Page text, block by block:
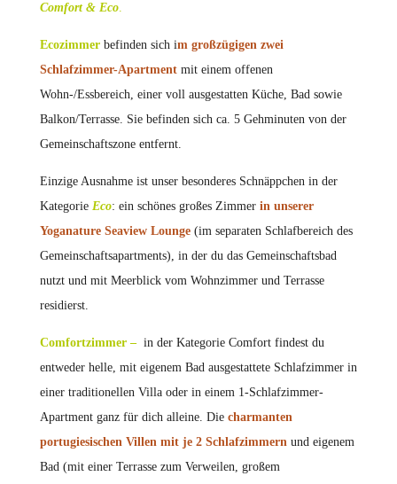
Comfort & Eco.
Ecozimmer befinden sich im großzügigen zwei
Schlafzimmer-Apartmentmit einem offenen
Wohn-/Essbereich, einer voll ausgestatten Küche, Bad sowie
Balkon/Terrasse. Sie befinden sich ca. 5 Gehminuten von der
Gemeinschaftszone entfernt.
Einzige Ausnahme ist unser besonderes Schnäppchen in der
Kategorie Eco: ein schönes großes Zimmer in unserer
Yoganature Seaview Lounge(im separaten Schlafbereich des
Gemeinschaftsapartments), in der du das Gemeinschaftsbad
nutzt und mit Meerblick vom Wohnzimmer und Terrasse
residierst.
Comfortzimmer – in der Kategorie Comfort findest du
entweder helle, mit eigenem Bad ausgestattete Schlafzimmer in
einer traditionellen Villa oder in einem 1-Schlafzimmer-
Apartment ganz für dich alleine. Die charmanten
portugiesischen Villen mit je 2 Schlafzimmernund eigenem
Bad (mit einer Terrasse zum Verweilen, großem